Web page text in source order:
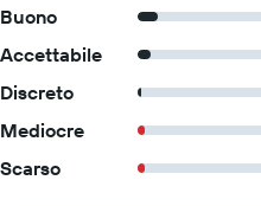
Buono
Accettabile
Discreto
Mediocre
Scarso